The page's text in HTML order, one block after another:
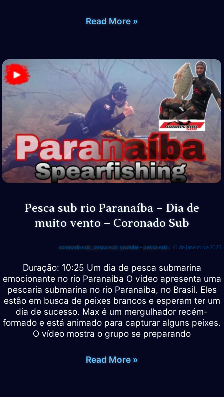
Captura
água
cristalina Pesca
sub –
Coronado
Sub
Read More »
Pesca sub rio Paranaíba – Dia de
muito vento – Coronado Sub
coronado sub, pesca sub,youtube - pesca sub / 16 de janeiro de 2025
Duração: 10:25 Um dia de pesca submarina
emocionante no rio Paranaíba O vídeo apresenta uma
pescaria submarina no rio Paranaíba, no Brasil. Eles
estão em busca de peixes brancos e esperam ter um
dia de sucesso. Max é um mergulhador recém-
formado e está animado para capturar alguns peixes.
O vídeo mostra o grupo se preparando
Pesca
Read More »